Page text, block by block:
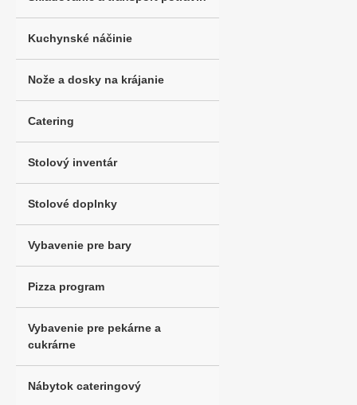
Kuchynské náčinie
Nože a dosky na krájanie
Catering
Stolový inventár
Stolové doplnky
Vybavenie pre bary
Pizza program
Vybavenie pre pekárne a
cukrárne
Nábytok cateringový